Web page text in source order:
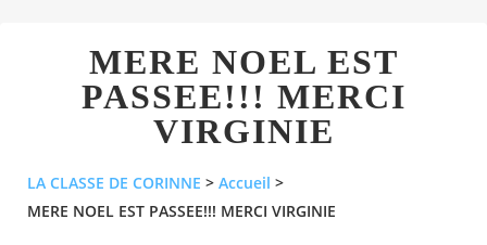
MERE NOEL EST
PASSEE!!! MERCI
VIRGINIE
LA CLASSE DE CORINNE > Accueil >
MERE NOEL EST PASSEE!!! MERCI VIRGINIE